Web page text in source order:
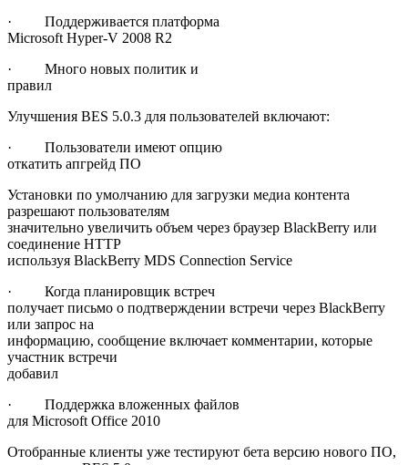
· Поддерживается платформа
Microsoft Hyper-V 2008 R2
· Много новых политик и
правил
Улучшения BES 5.0.3 для пользователей включают:
· Пользователи имеют опцию
откатить апгрейд ПО
Установки по умолчанию для загрузки медиа контента
разрешают пользователям
значительно увеличить объем через браузер BlackBerry или
соединение HTTP
используя BlackBerry MDS Connection Service
· Когда планировщик встреч
получает письмо о подтверждении встречи через BlackBerry
или запрос на
информацию, сообщение включает комментарии, которые
участник встречи
добавил
· Поддержка вложенных файлов
для Microsoft Office 2010
Отобранные клиенты уже тестируют бета версию нового ПО,